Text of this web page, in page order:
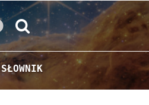
Szukaj:
Szukaj
SŁOWNIK